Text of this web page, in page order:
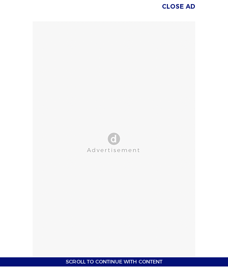
CLOSE AD
SCROLL TO CONTINUE WITH CONTENT